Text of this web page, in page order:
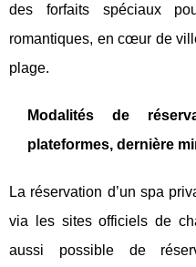
des forfaits spéciaux
romantiques, en cœur de
plage.
Modalités de
plateformes, dernière
La réservation d’un spa
via les sites officiels de
aussi possible de